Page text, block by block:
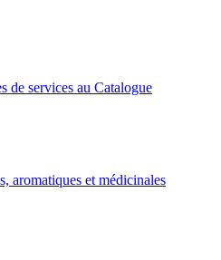
de services au Catalogue
aromatiques et médicinales